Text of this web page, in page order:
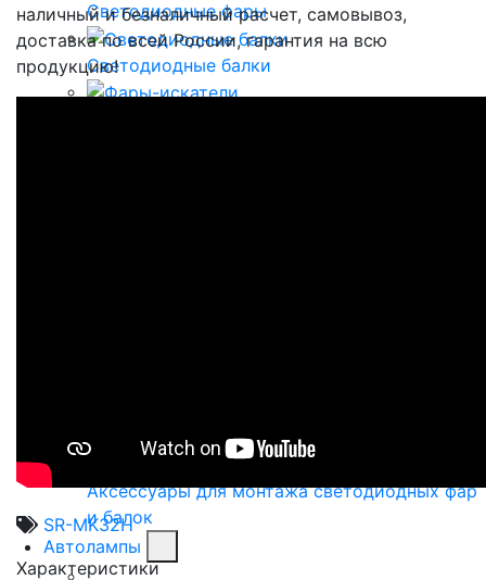
Светодиодные фары
Светодиодные балки
Аксессуары для монтажа светодиодных фар
и балок
Автолампы
наличный и безналичный расчет, самовывоз,
доставка по всей России, гарантия на всю
продукцию!
SR-MK32H
Характеристики